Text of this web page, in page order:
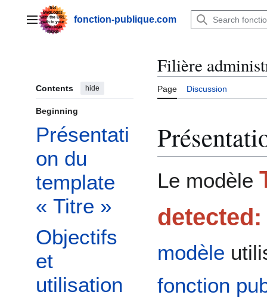
contentMain menufonction-publique.com
Contents hide
Beginning
Présentati
on du
template
« Titre »
Objectifs
et
utilisation
Filière
Page Discussion
Le modèle
modèle
fonction